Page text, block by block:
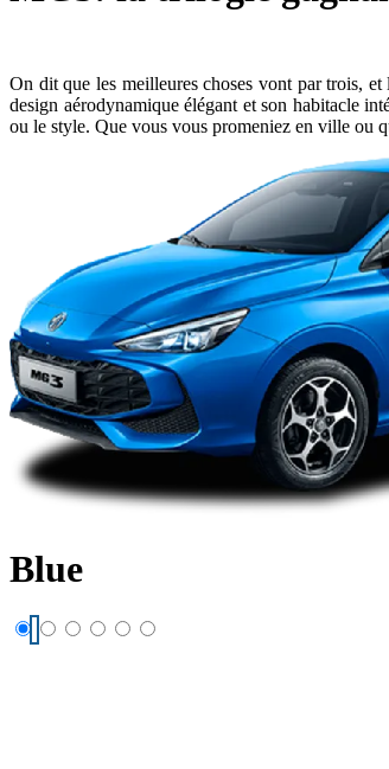
On dit que les meilleures choses vont par trois,
design aérodynamique élégant et son habitacle
ou le style. Que vous vous promeniez en ville ou
Blue